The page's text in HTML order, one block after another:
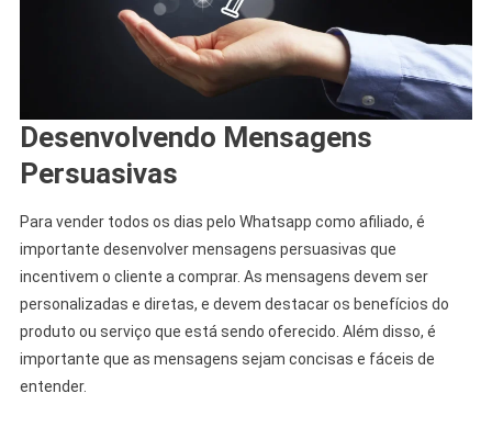
Desenvolvendo Mensagens
Persuasivas
Para vender todos os dias pelo Whatsapp como afiliado, é
importante desenvolver mensagens persuasivas que
incentivem o cliente a comprar. As mensagens devem ser
personalizadas e diretas, e devem destacar os benefícios do
produto ou serviço que está sendo oferecido. Além disso, é
importante que as mensagens sejam concisas e fáceis de
entender.